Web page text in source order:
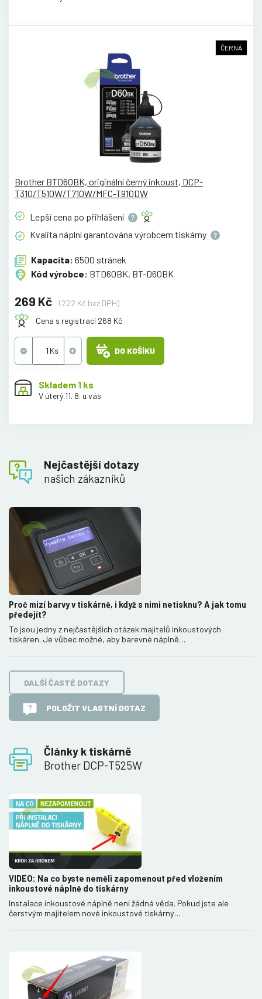
ČERNÁ
Brother BTD60BK, originální černý inkoust, DCP-
T310/T510W/T710W/MFC-T910DW
Lepší cena po přihlášení
Kvalita náplní garantována výrobcem tiskárny
Kapacita: 6500 stránek
Kód výrobce: BTD60BK, BT-D60BK
269 Kč
(222 Kč bez DPH)
Cena s registrací 268 Kč
DO KOŠÍKU
Skladem 1 ks
V úterý 11. 8. u vás
Nejčastější dotazy
našich zákazníků
Články k tiskárně
Brother DCP-T525W
Proč mizí barvy v tiskárně, i když s nimi netisknu? A jak tomu
předejít?
To jsou jedny z nejčastějších otázek majitelů inkoustových
tiskáren. Je vůbec možné, aby barevné náplně…
DALŠÍ ČASTÉ DOTAZY
POLOŽIT VLASTNÍ DOTAZ
VIDEO: Na co byste neměli zapomenout před vložením
inkoustové náplně do tiskárny
Instalace inkoustové náplně není žádná věda. Pokud jste ale
čerstvým majitelem nové inkoustové tiskárny…